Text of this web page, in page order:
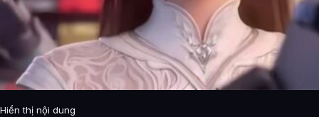
Hiển thị nội dung